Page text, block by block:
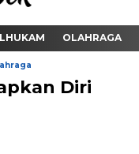
OLAHRAGA
Diri